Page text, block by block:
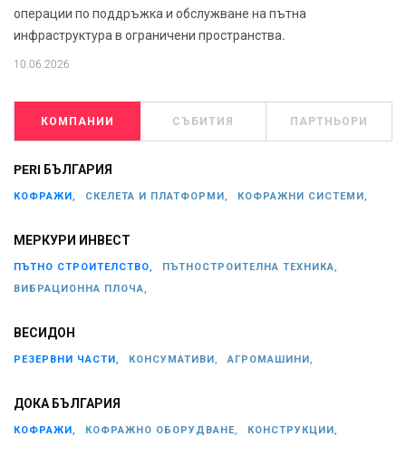
операции по поддръжка и обслужване на пътна
инфраструктура в ограничени пространства.
10.06.2026
КОМПАНИИ СЪБИТИЯ ПАРТНЬОРИ
PERI БЪЛГАРИЯ
КОФРАЖИ, СКЕЛЕТА И ПЛАТФОРМИ, КОФРАЖНИ СИСТЕМИ,
МЕРКУРИ ИНВЕСТ
ПЪТНО СТРОИТЕЛСТВО,
ПЪТНОСТРОИТЕЛНА ТЕХНИКА,
ВИБРАЦИОННА ПЛОЧА,
ВЕСИДОН
РЕЗЕРВНИ ЧАСТИ, КОНСУМАТИВИ, АГРОМАШИНИ,
ДОКА БЪЛГАРИЯ
КОФРАЖИ, КОФРАЖНО ОБОРУДВАНЕ, КОНСТРУКЦИИ,